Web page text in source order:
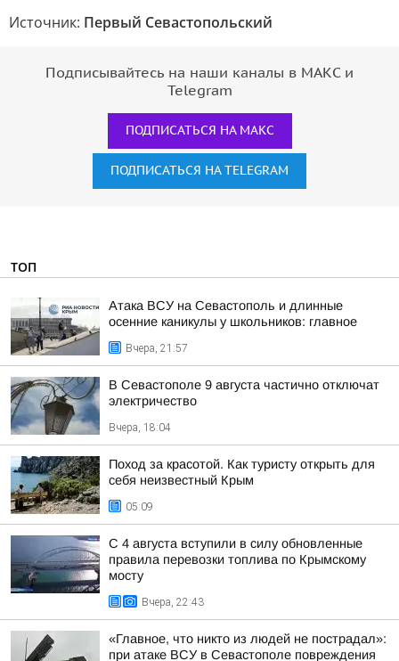
Источник: Первый Севастопольский
Подписывайтесь на наши каналы в МАКС и
Telegram
ПОДПИСАТЬСЯ НА МАКС
ПОДПИСАТЬСЯ НА TELEGRAM
ТОП
Атака ВСУ на Севастополь и длинные
осенние каникулы у школьников: главное
Вчера, 21:57
В Севастополе 9 августа частично отключат
электричество
Вчера, 18:04
Поход за красотой. Как туристу открыть для
себя неизвестный Крым
05:09
С 4 августа вступили в силу обновленные
правила перевозки топлива по Крымскому
мосту
Вчера, 22:43
«Главное, что никто из людей не пострадал»:
при атаке ВСУ в Севастополе повреждения